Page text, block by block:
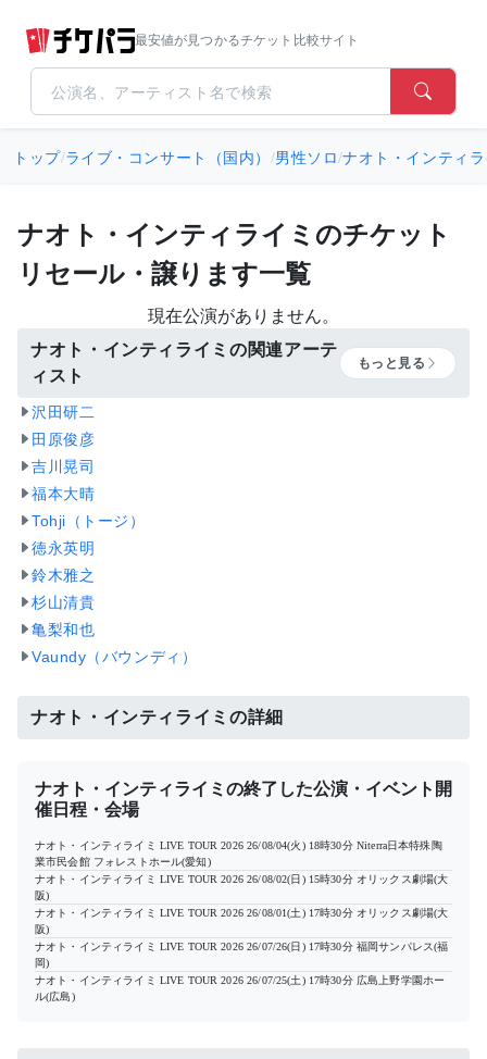
最安値が見つかるチケット比較サイト
トップ/ライブ・コンサート（国内） /男性ソロ/ナオト・インティ
ナオト・インティライミのチケット
リセール・譲ります一覧
現在公演がありません。
ナオト・インティライミの関連アーテ
ィスト
もっと見る
沢田研二
田原俊彦
吉川晃司
福本大晴
Tohji（トージ）
徳永英明
鈴木雅之
杉山清貴
亀梨和也
Vaundy（バウンディ）
ナオト・インティライミの詳細
ナオト・インティライミの終了した公演・イベント開
催日程・会場
ナオト・インティライミ LIVE TOUR 2026 26/08/04(火) 18時30分 Niterra日本特殊陶
業市民会館 フォレストホール(愛知)
ナオト・インティライミ LIVE TOUR 2026 26/08/02(日) 15時30分 オリックス劇場(大
阪)
ナオト・インティライミ LIVE TOUR 2026 26/08/01(土) 17時30分 オリックス劇場(大
阪)
ナオト・インティライミ LIVE TOUR 2026 26/07/26(日) 17時30分 福岡サンパレス(福
岡)
ナオト・インティライミ LIVE TOUR 2026 26/07/25(土) 17時30分 広島上野学園ホー
ル(広島)